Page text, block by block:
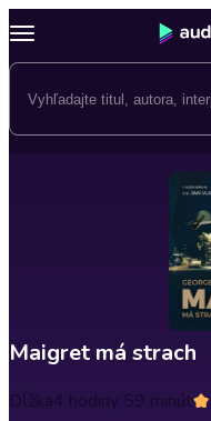
Maigret má strach
Dĺžka4 hodiny 59 minút